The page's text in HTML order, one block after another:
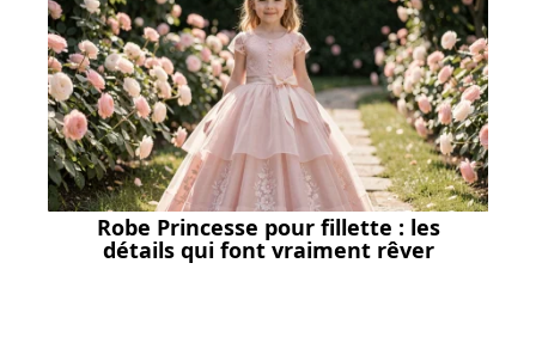
Robe Princesse pour fillette : les
détails qui font vraiment rêver